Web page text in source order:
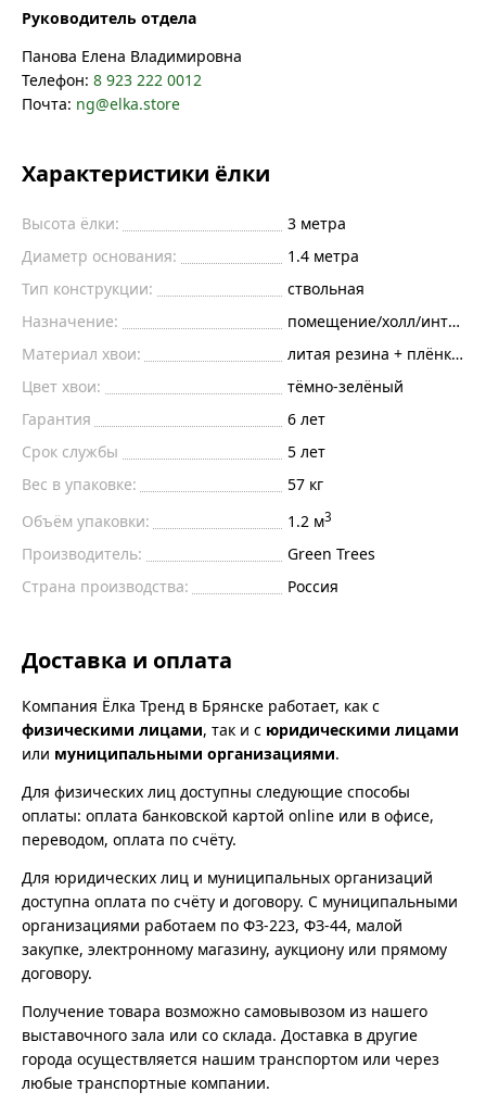
Руководитель отдела
Панова Елена Владимировна
Телефон: 8 923 222 0012
Почта: ng@elka.store
Характеристики ёлки
Высота ёлки: 3 метра
Диаметр основания:
1.4 метра
Тип конструкции:
ствольная
Назначение:
помещение/холл/
Материал хвои:
литая резина + плёнка
Цвет хвои:
тёмно-зелёный
Гарантия
6 лет
Срок службы
5 лет
Вес в упаковке:
57 кг
Объём упаковки:
1.2 м3
Производитель:
Green Trees
Страна производства:
Россия
Доставка и оплата
Компания Ёлка Тренд в Брянске работает, как с
физическими лицами, так и с юридическими лицами
или муниципальными организациями.
Для физических лиц доступны следующие способы
оплаты: оплата банковской картой online или в офисе,
переводом, оплата по счёту.
Для юридических лиц и муниципальных организаций
доступна оплата по счёту и договору. С муниципальными
организациями работаем по ФЗ-223, ФЗ-44, малой
закупке, электронному магазину, аукциону или прямому
договору.
Получение товара возможно самовывозом из нашего
выставочного зала или со склада. Доставка в другие
города осуществляется нашим транспортом или через
любые транспортные компании.